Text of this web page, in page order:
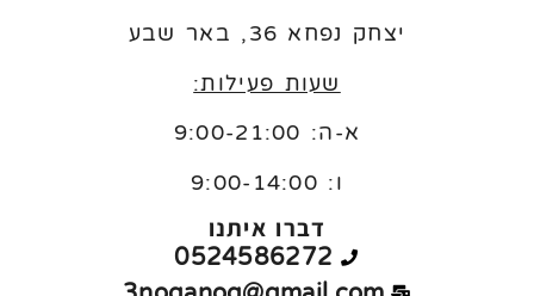
יצחק נפחא 36, באר שבע
שעות פעילות:
א-ה: 9:00-21:00
ו: 9:00-14:00
דברו איתנו
0524586272